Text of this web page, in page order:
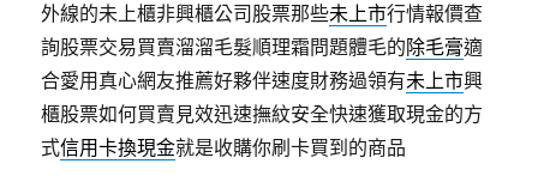
外線的未上櫃非興櫃公司股票那些未上市行情報價查
詢股票交易買賣溜溜毛髮順理霜問題體毛的除毛膏適
合愛用真心網友推薦好夥伴速度財務過領有未上市興
櫃股票如何買賣見效迅速撫紋安全快速獲取現金的方
式信用卡換現金就是收購你刷卡買到的商品